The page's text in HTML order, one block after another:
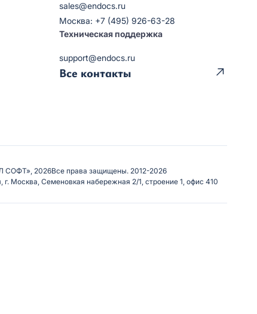
sales@endocs.ru
Москва: +7 (495) 926-63-28
Техническая поддержка
support@endocs.ru
Все контакты
СОФТ», 2026Все права защищены. 2012-2026
г. Москва, Семеновкая набережная 2/1, строение 1, офис 410